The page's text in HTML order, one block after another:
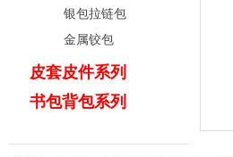
银包拉链包
金属铰包
皮套皮件系列
书包背包系列